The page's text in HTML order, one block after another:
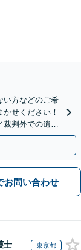
い方などのご希
せください！
裁判外での遺産
お問い合わせ
士 東京都